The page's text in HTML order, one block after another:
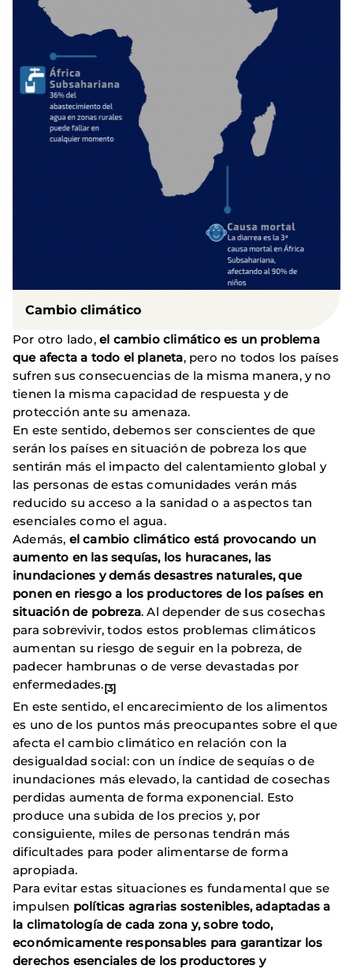
Cambio climático
Por otro lado,el cambio climático es un problema
que afecta a todo el planeta, pero no todos los países
sufren sus consecuencias de la misma manera, y no
tienen la misma capacidad de respuesta y de
protección ante su amenaza.
En este sentido, debemos ser conscientes de que
serán los países en situación de pobreza los que
sentirán más el impacto del calentamiento global y
las personas de estas comunidades verán más
reducido su acceso a la sanidad o a aspectos tan
esenciales como el agua.
Además, el cambio climático está provocando un
aumento en las sequías, los huracanes, las
inundaciones y demás desastres naturales, que
ponen en riesgo a los productores de los países en
situación de pobreza. Al depender de sus cosechas
para sobrevivir, todos estos problemas climáticos
aumentan su riesgo de seguir en la pobreza, de
padecer hambrunas o de verse devastadas por
enfermedades. [3]
En este sentido, el encarecimiento de los alimentos
es uno de los puntos más preocupantes sobre el que
afecta el cambio climático en relación con la
desigualdad social: con un índice de sequías o de
inundaciones más elevado, la cantidad de cosechas
perdidas aumenta de forma exponencial. Esto
produce una subida de los precios y, por
consiguiente, miles de personas tendrán más
dificultades para poder alimentarse de forma
apropiada.
Para evitar estas situaciones es fundamental que se
impulsen políticas agrarias sostenibles, adaptadas a
la climatología de cada zona y, sobre todo,
económicamente responsables para garantizar los
derechos esenciales de los productores y